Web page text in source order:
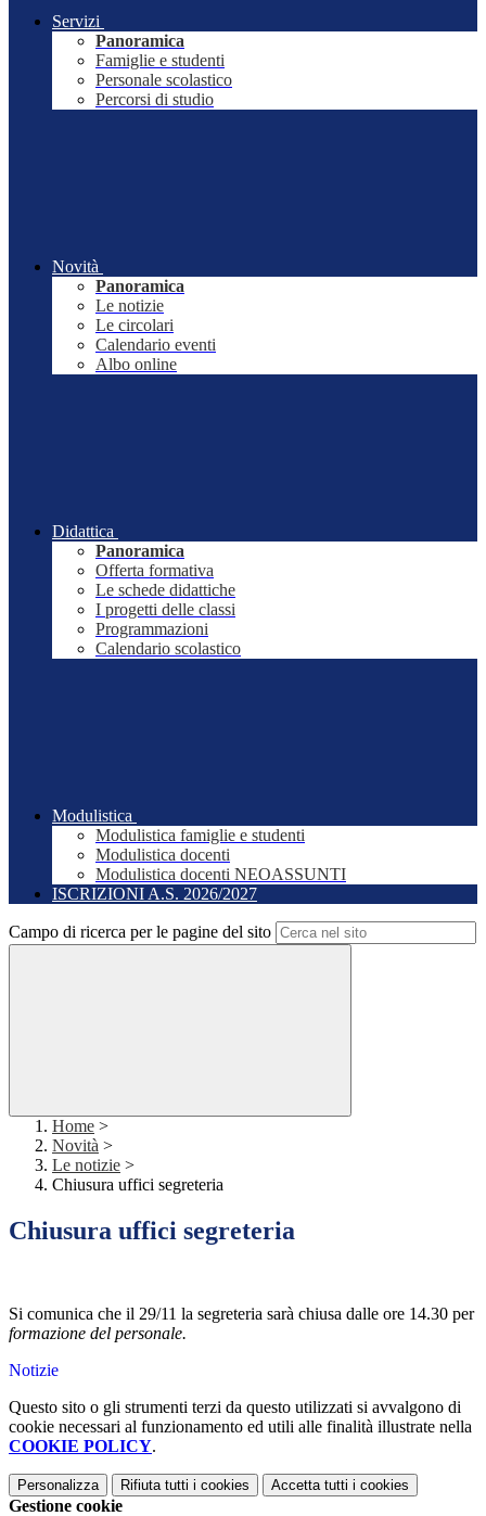
Servizi
Panoramica
Famiglie e studenti
Personale scolastico
Percorsi di studio
Novità
Panoramica
Le notizie
Le circolari
Calendario eventi
Albo online
Didattica
Panoramica
Offerta formativa
Le schede didattiche
I progetti delle classi
Programmazioni
Calendario scolastico
Modulistica
Modulistica famiglie e studenti
Modulistica docenti
Modulistica docenti NEOASSUNTI
ISCRIZIONI A.S. 2026/2027
Campo di ricerca per le pagine del sito
Home >
Novità >
Le notizie >
Chiusura uffici segreteria
Chiusura uffici segreteria
Si comunica che il 29/11 la segreteria sarà chiusa dalle ore 14.30 per
formazione del personale.
Notizie
Questo sito o gli strumenti terzi da questo utilizzati si avvalgono di
cookie necessari al funzionamento ed utili alle finalità illustrate nella
COOKIE POLICY.
Personalizza Rifiuta tutti i cookies Accetta tutti i cookies
Gestione cookie